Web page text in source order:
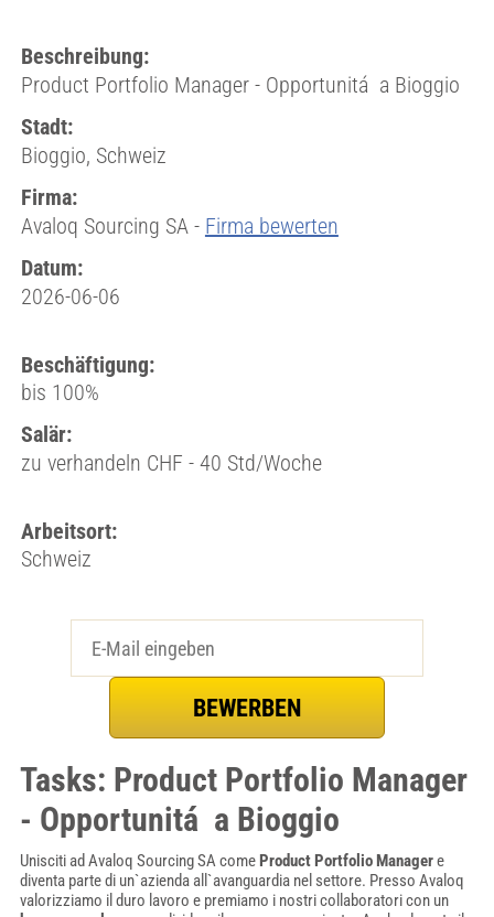
Beschreibung:
Product Portfolio Manager - Opportunitá a Bioggio
Stadt:
Bioggio, Schweiz
Firma:
Avaloq Sourcing SA - Firma bewerten
Datum:
2026-06-06
Beschäftigung:
bis 100%
Salär:
zu verhandeln CHF - 40 Std/Woche
Arbeitsort:
Schweiz
Tasks: Product Portfolio Manager
- Opportunitá a Bioggio
Unisciti ad Avaloq Sourcing SA comeProduct Portfolio Managere
diventa parte di un`azienda all`avanguardia nel settore. Presso Avaloq
valorizziamo il duro lavoro e premiamo i nostri collaboratori con un